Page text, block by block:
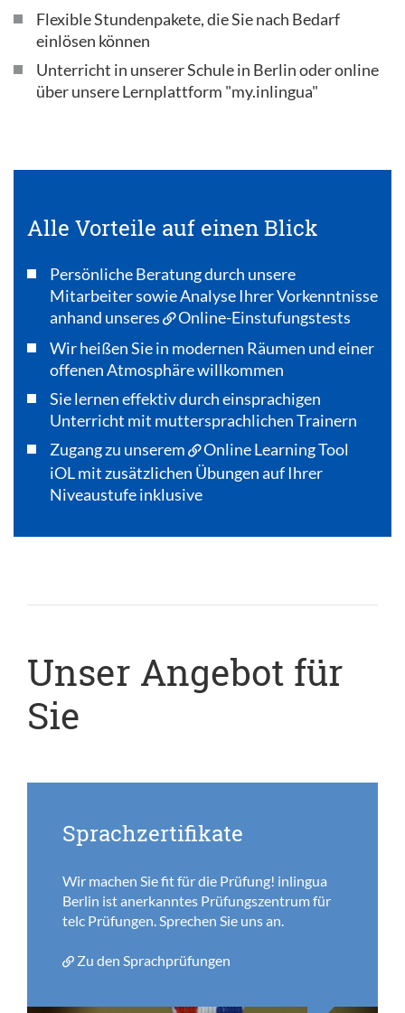
Flexible Stundenpakete, die Sie nach Bedarf
einlösen können
Unterricht in unserer Schule in Berlin oder online
über unsere Lernplattform "my.inlingua"
Alle Vorteile auf einen Blick
Persönliche Beratung durch unsere
Mitarbeiter sowie Analyse Ihrer Vorkenntnisse
anhand unseres
Online-Einstufungstests
Wir heißen Sie in modernen Räumen und einer
offenen Atmosphäre willkommen
Sie lernen effektiv durch einsprachigen
Unterricht mit muttersprachlichen Trainern
Zugang zu unserem
Online Learning Tool
iOLmit zusätzlichen Übungen auf Ihrer
Niveaustufe inklusive
Unser Angebot für
Sie
Sprachzertifikate
Wir machen Sie fit für die Prüfung! inlingua
Berlin ist anerkanntes Prüfungszentrum für
telc Prüfungen. Sprechen Sie uns an.
Zu den Sprachprüfungen